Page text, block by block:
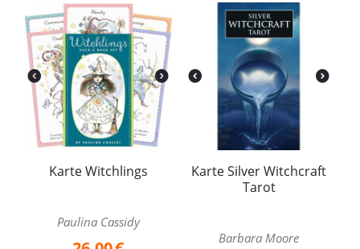
Karte Witchlings
Paulina Cassidy
Karte Silver Witchcraft
Tarot
Barbara Moore